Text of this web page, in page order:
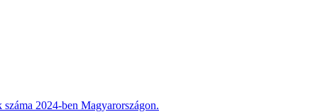
2024-ben Magyarországon.